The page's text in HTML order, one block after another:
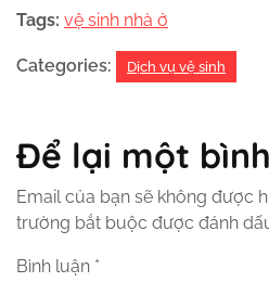
Tags: vệ sinh nhà ở
Categories: Dịch vụ vệ sinh
Để lại một
Email của bạn sẽ không được
trường bắt buộc được đánh
Bình luận *